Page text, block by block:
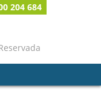
204 684